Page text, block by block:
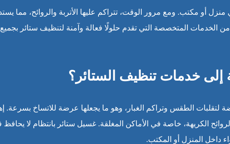
أو مكتب. ومع مرور الوقت، تتراكم عليها الأتربة والروائح، مما
الخدمات المتخصصة التي تقدم حلولًا فعالة وآمنة لتنظيف ستائر بجميع
إلى خدمات تنظيف الستائر؟
لتقلبات الطقس وتراكم الغبار، وهو ما يجعلها عرضة للاتساخ بسرعة.
الكريهة، خاصة في الأماكن المغلقة. غسيل ستائر بانتظام لا
داخل المنزل أو المكتب.